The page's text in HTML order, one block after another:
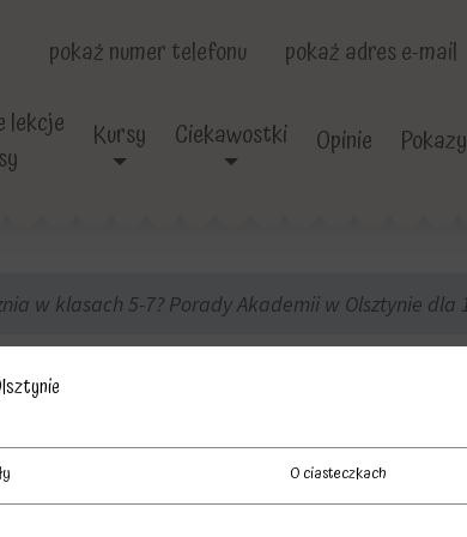
pokaż numer telefonu
pokaż adres e-mail
lekcje
Kursy Ciekawostki Opinie
w klasach 5-7? Porady Akademii w Olsztynie dla
ucznia w
dla 10-
O ciasteczkach